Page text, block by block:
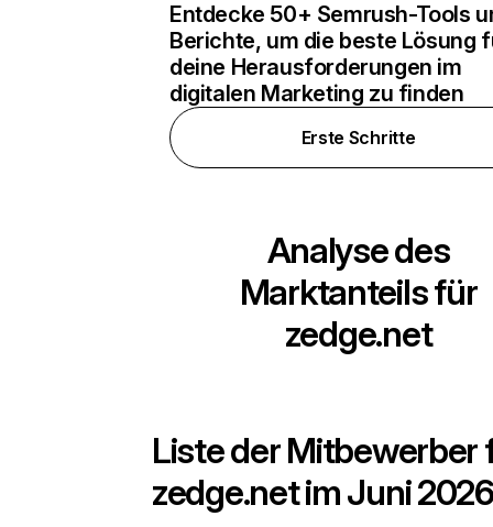
Entdecke 50+ Semrush-Tools
Berichte, um die beste Lösung
deine Herausforderungen im
digitalen Marketing zu finden
Erste Schritte
Analyse des
Marktanteils für
zedge.net
Liste der Mitbewerber
zedge.netim Juni